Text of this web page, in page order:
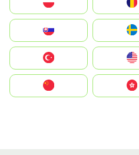
United States
中國香港特別行政區